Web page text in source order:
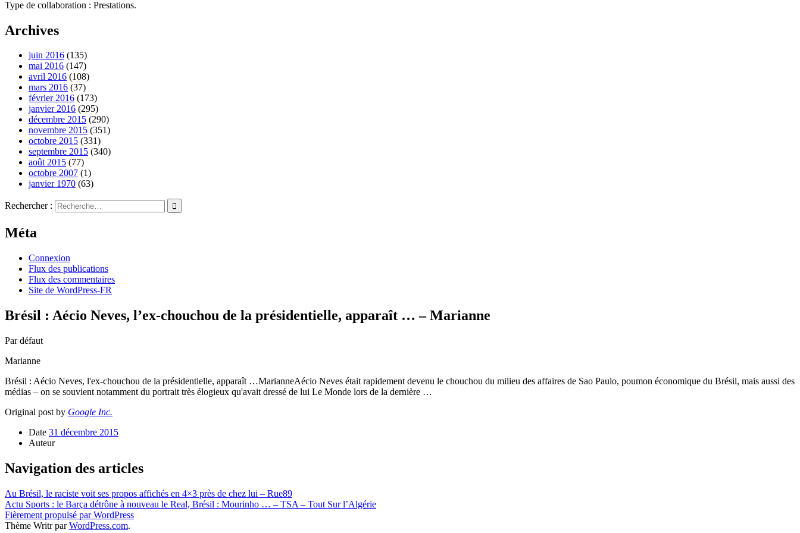
Type de collaboration : Prestations.
Archives
juin 2016 (135)
mai 2016 (147)
avril 2016 (108)
mars 2016 (37)
février 2016 (173)
janvier 2016 (295)
décembre 2015 (290)
novembre 2015 (351)
octobre 2015 (331)
septembre 2015 (340)
août 2015 (77)
octobre 2007 (1)
janvier 1970 (63)
Rechercher :
Méta
Connexion
Flux des publications
Flux des commentaires
Site de WordPress-FR
Brésil : Aécio Neves, l’ex-chouchou de la présidentielle, apparaît … – Marianne
Par défaut
Marianne
Brésil : Aécio Neves, l'ex-chouchou de la présidentielle, apparaît …MarianneAécio Neves était rapidement devenu le chouchou du milieu des affaires de Sao Paulo, poumon économique du Brésil, mais aussi des
médias – on se souvient notamment du portrait très élogieux qu'avait dressé de lui Le Monde lors de la dernière …
Original post by Google Inc.
Date 31 décembre 2015
Auteur
Navigation des articles
Au Brésil, le raciste voit ses propos affichés en 4×3 près de chez lui – Rue89
Actu Sports : le Barça détrône à nouveau le Real, Brésil : Mourinho … – TSA – Tout Sur l’Algérie
Fièrement propulsé par WordPress
Thème Writr parWordPress.com.